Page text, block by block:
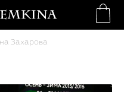
Захарова